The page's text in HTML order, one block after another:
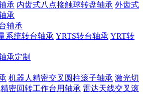
承 内齿式八点接触球转盘轴承 外齿式
承
轴承
系统转台轴承 YRTS转台轴承 YRT转
承定制
机器人精密交叉圆柱滚子轴承 激光切
精密回转工作台用轴承 雷达天线交叉滚